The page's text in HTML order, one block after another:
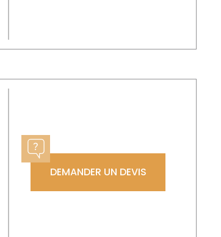
DEMANDER UN DEVIS